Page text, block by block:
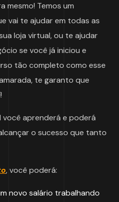
mesmo! Temos um
vai te ajudar em todas as
loja virtual, ou te ajudar
se você já iniciou e
tão completo como esse
te garanto que
você aprenderá e poderá
o sucesso que tanto
, você poderá:
novo salário trabalhando